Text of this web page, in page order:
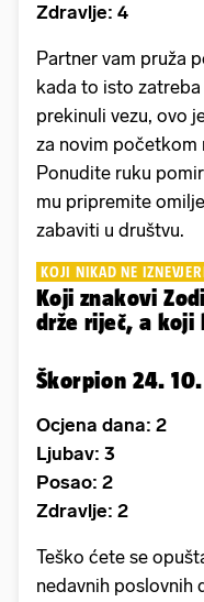
Zdravlje: 4
Partner vam pruža
kada to isto
prekinuli vezu, ovo
za novim
Ponudite ruku
mu pripremite
zabaviti u društvu.
KOJI NIKAD NE
Koji znakovi
drže riječ, a koji
Škorpion 24. 10.
Ocjena dana: 2
Ljubav: 3
Posao: 2
Zdravlje: 2
Teško ćete se
nedavnih poslovnih